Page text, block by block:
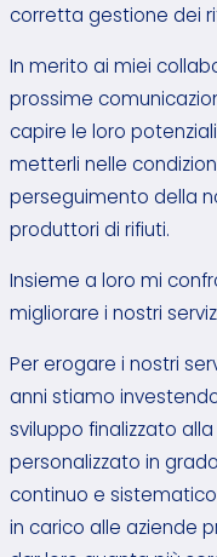
corretta gestione dei
In merito ai miei
prossime
capire le loro
metterli nelle
perseguimento della
produttori di rifiuti.
Insieme a loro mi
migliorare i nostri
Per erogare i nostri
anni stiamo
sviluppo finalizzato
personalizzato in
continuo e
in carico alle aziende